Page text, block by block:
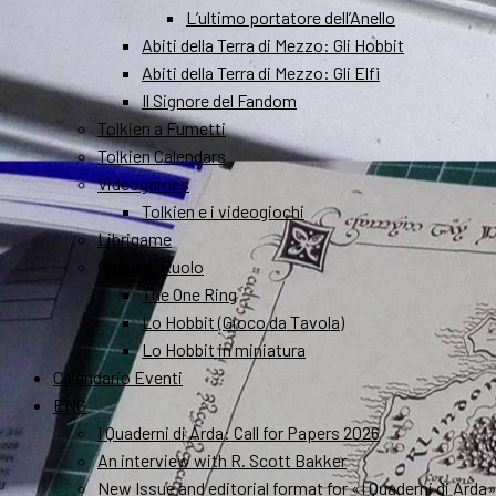
L’ultimo portatore dell’Anello
Abiti della Terra di Mezzo: Gli Hobbit
Abiti della Terra di Mezzo: Gli Elfi
Il Signore del Fandom
Tolkien a Fumetti
Tolkien Calendars
Videogames
Tolkien e i videogiochi
Librigame
Gioco di Ruolo
The One Ring
Lo Hobbit (Gioco da Tavola)
Lo Hobbit in miniatura
Calendario Eventi
ENG
I Quaderni di Arda: Call for Papers 2026
An interview with R. Scott Bakker
New Issue and editorial format for «I Quaderni di Arda»